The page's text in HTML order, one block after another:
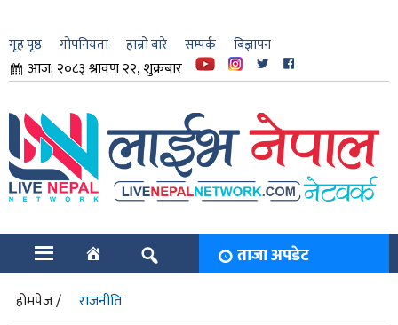
गृह पृष्ठ गोपनियता हाम्रो बारे सम्पर्क बिज्ञापन
आज: २०८३ श्रावण २२, शुक्रबार
ताजा अपडेट
होमपेज / राजनीति